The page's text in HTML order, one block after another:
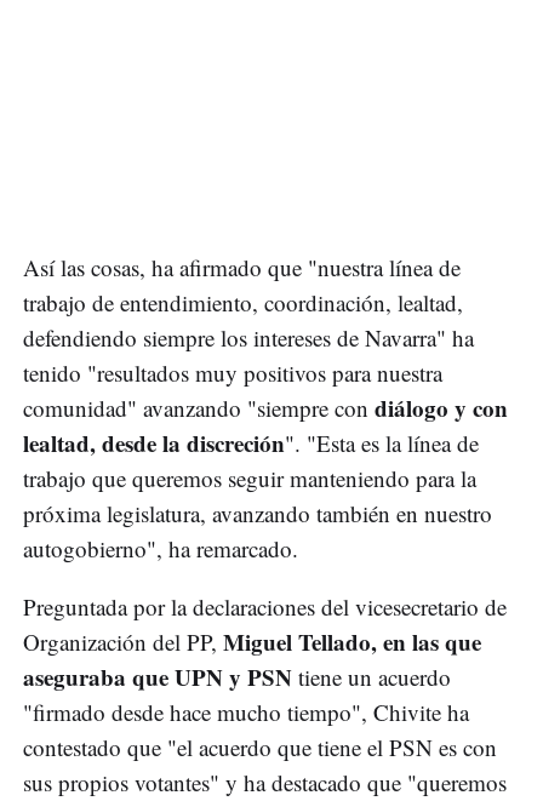
Así las cosas, ha afirmado que "nuestra línea de
trabajo de entendimiento, coordinación, lealtad,
defendiendo siempre los intereses de Navarra" ha
tenido "resultados muy positivos para nuestra
comunidad" avanzando "siempre con diálogo y con
lealtad, desde la discreción". "Esta es la línea de
trabajo que queremos seguir manteniendo para la
próxima legislatura, avanzando también en nuestro
autogobierno", ha remarcado.
Preguntada por la declaraciones del vicesecretario de
Organización del PP, Miguel Tellado, en las que
aseguraba que UPN y PSN tiene un acuerdo
"firmado desde hace mucho tiempo", Chivite ha
contestado que "el acuerdo que tiene el PSN es con
sus propios votantes" y ha destacado que "queremos